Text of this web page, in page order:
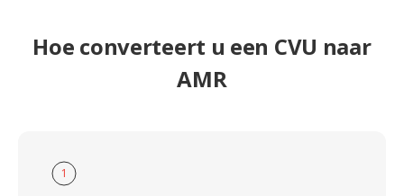
Hoe converteert u een CVU naar
AMR
1